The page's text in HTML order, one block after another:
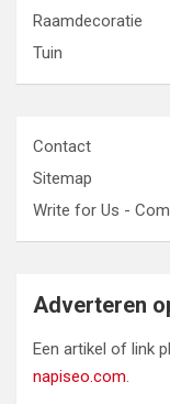
Raamdecoratie
Tuin
Contact
Sitemap
Write for Us -
Adverteren
Een artikel of link
napiseo.com.